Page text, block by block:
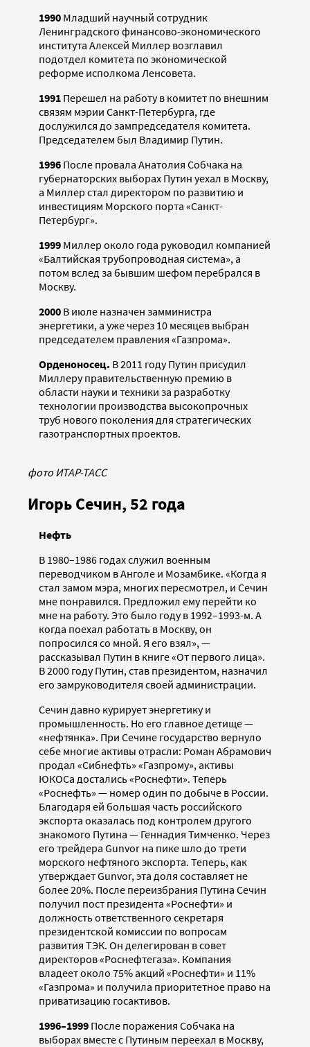
1990 Младший научный сотрудник
Ленинградского финансово-экономического
института Алексей Миллер возглавил
подотдел комитета по экономической
реформе исполкома Ленсовета.
1991 Перешел на работу в комитет по внешним
связям мэрии Санкт-Петербурга, где
дослужился до зампредседателя комитета.
Председателем был Владимир Путин.
1996 После провала Анатолия Собчака на
губернаторских выборах Путин уехал в Москву,
а Миллер стал директором по развитию и
инвестициям Морского порта «Санкт-
Петербург».
1999 Миллер около года руководил компанией
«Балтийская трубопроводная система», а
потом вслед за бывшим шефом перебрался в
Москву.
2000 В июле назначен замминистра
энергетики, а уже через 10 месяцев выбран
председателем правления «Газпрома».
Орденоносец. В 2011 году Путин присудил
Миллеру правительственную премию в
области науки и техники за разработку
технологии производства высокопрочных
труб нового поколения для стратегических
газотранспортных проектов.
фото ИТАР-ТАСС
Игорь Сечин, 52 года
Нефть
В 1980–1986 годах служил военным
переводчиком в Анголе и Мозамбике. «Когда я
стал замом мэра, многих пересмотрел, и Сечин
мне понравился. Предложил ему перейти ко
мне на работу. Это было году в 1992–1993-м. А
когда поехал работать в Москву, он
попросился со мной. Я его взял», —
рассказывал Путин в книге «От первого лица».
В 2000 году Путин, став президентом, назначил
его замруководителя своей администрации.
Сечин давно курирует энергетику и
промышленность. Но его главное детище —
«нефтянка». При Сечине государство вернуло
себе многие активы отрасли: Роман Абрамович
продал «Сибнефть» «Газпрому», активы
ЮКОСа достались «Роснефти». Теперь
«Роснефть» — номер один по добыче в России.
Благодаря ей большая часть российского
экспорта оказалась под контролем другого
знакомого Путина — Геннадия Тимченко. Через
его трейдера Gunvor на пике шло до трети
морского нефтяного экспорта. Теперь, как
утверждает Gunvor, эта доля составляет не
более 20%. После переизбрания Путина Сечин
получил пост президента «Роснефти» и
должность ответственного секретаря
президентской комиссии по вопросам
развития ТЭК. Он делегирован в совет
директоров «Роснефтегаза». Компания
владеет около 75% акций «Роснефти» и 11%
«Газпрома» и получила приоритетное право на
приватизацию госактивов.
1996–1999 После поражения Собчака на
выборах вместе с Путиным переехал в Москву,